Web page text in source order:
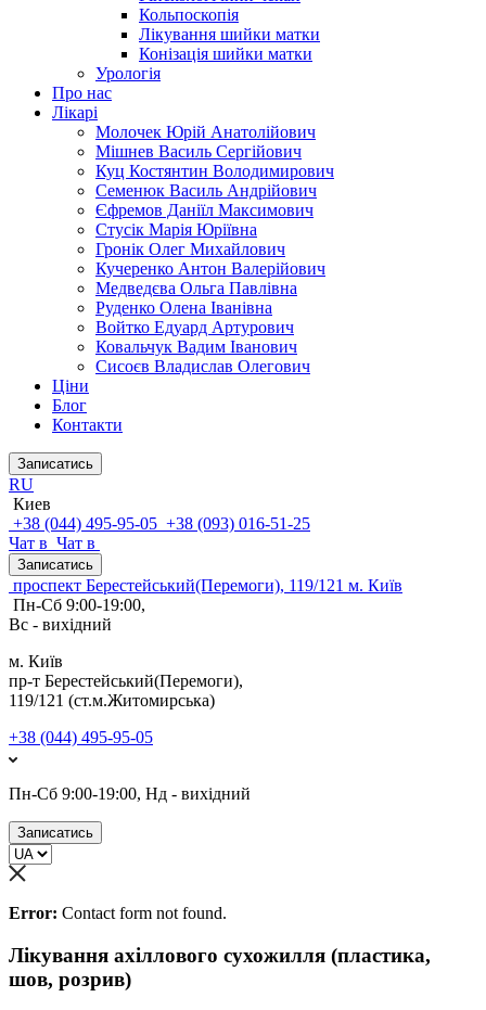
Кольпоскопія
Лікування шийки матки
Конізація шийки матки
Урологія
Про нас
Лікарі
Молочек Юрій Анатолійович
Мішнев Василь Сергійович
Куц Костянтин Володимирович
Семенюк Василь Андрійович
Єфремов Даніїл Максимович
Стусік Марія Юріївна
Гронік Олег Михайлович
Кучеренко Антон Валерійович
Медведєва Ольга Павлівна
Руденко Олена Іванівна
Войтко Едуард Артурович
Ковальчук Вадим Іванович
Сисоєв Владислав Олегович
Ціни
Блог
Контакти
Записатись
RU
Киев
+38 (044) 495-95-05 +38 (093) 016-51-25
Чат в Чат в
Записатись
проспект Берестейський(Перемоги), 119/121 м. Київ
Пн-Сб 9:00-19:00,
Вс - вихідний
м. Київ
пр-т Берестейський(Перемоги),
119/121 (ст.м.Житомирська)
+38 (044) 495-95-05
Пн-Сб 9:00-19:00, Нд - вихідний
Записатись
Error: Contact form not found.
Лікування ахіллового сухожилля (пластика,
шов, розрив)